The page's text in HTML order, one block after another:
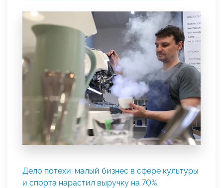
Дело потехи: малый бизнес в сфере культуры
и спорта нарастил выручку на 70%